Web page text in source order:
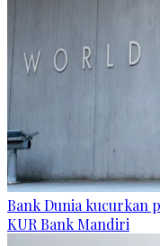
Bank Dunia kucurkan
KUR Bank Mandiri